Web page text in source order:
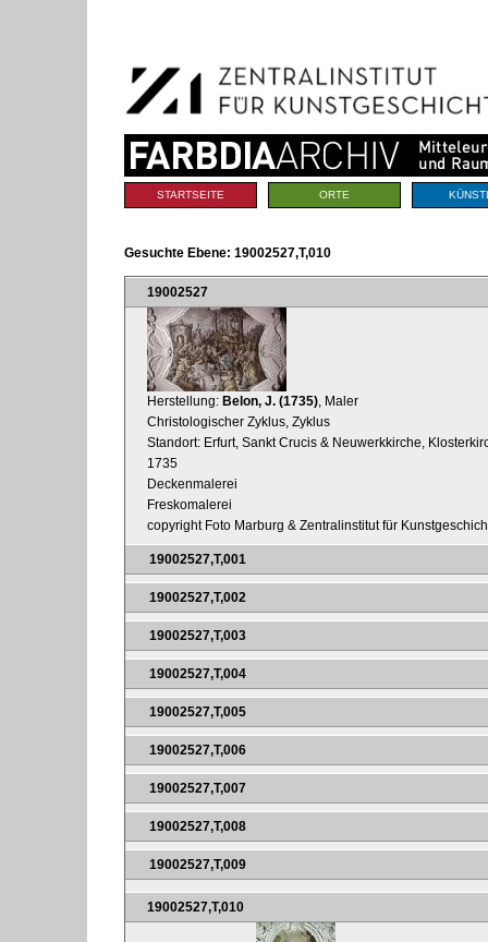
Navigation
Sektionen
STARTSEITE ORTE
Gesuchte Ebene: 19002527,T,010
19002527
Herstellung: Belon, J. (1735) , Maler
Christologischer Zyklus, Zyklus
Standort: Erfurt, Sankt Crucis & Neuwerkkirche,
1735
Deckenmalerei
Freskomalerei
copyright Foto Marburg & Zentralinstitut für
19002527,T,001
19002527,T,002
19002527,T,003
19002527,T,004
19002527,T,005
19002527,T,006
19002527,T,007
19002527,T,008
19002527,T,009
19002527,T,010